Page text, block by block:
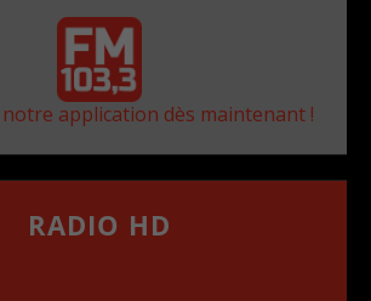
application dès maintenant !
RADIO HD